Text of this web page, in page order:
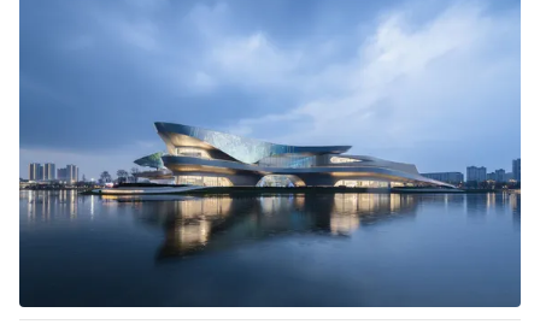
Chất lượng cuộc sống
Hitech Công nghệ tương lai
Sản phẩm
Thị trường
Giao lưu trực tuyến
Lịch phát sóng
Chuyên mục khác